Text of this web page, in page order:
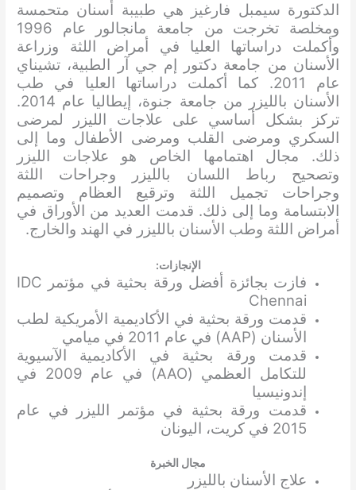
الدكتورة سيمبل فارغيز هي طبيبة أسنان متحمسة
ومخلصة تخرجت من جامعة مانجالور عام 1996
وأكملت دراساتها العليا في أمراض اللثة وزراعة
الأسنان من جامعة دكتور إم جي آر الطبية، تشيناي
عام 2011. كما أكملت دراساتها العليا في طب
الأسنان بالليزر من جامعة جنوة، إيطاليا عام 2014.
تركز بشكل أساسي على علاجات الليزر لمرضى
السكري ومرضى القلب ومرضى الأطفال وما إلى
ذلك. مجال اهتمامها الخاص هو علاجات الليزر
وتصحيح رباط اللسان بالليزر وجراحات اللثة
وجراحات تجميل اللثة وترقيع العظام وتصميم
الابتسامة وما إلى ذلك. قدمت العديد من الأوراق في
أمراض اللثة وطب الأسنان بالليزر في الهند والخارج.
الإنجازات:
فازت بجائزة أفضل ورقة بحثية في مؤتمر IDC
Chennai
قدمت ورقة بحثية في الأكاديمية الأمريكية لطب
الأسنان (AAP) في عام 2011 في ميامي
قدمت ورقة بحثية في الأكاديمية الآسيوية
للتكامل العظمي (AAO) في عام 2009 في
إندونيسيا
قدمت ورقة بحثية في مؤتمر الليزر في عام
2015 في كريت، اليونان
مجال الخبرة
علاج الأسنان بالليزر